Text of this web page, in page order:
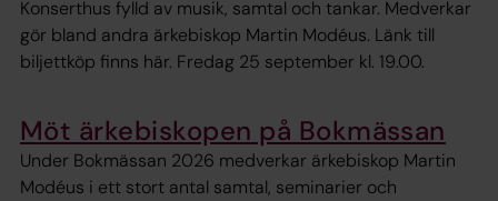
Konserthus fylld av musik, samtal och tankar. Medverkar
gör bland andra ärkebiskop Martin Modéus. Länk till
biljettköp finns här. Fredag 25 september kl. 19.00.
Möt ärkebiskopen på Bokmässan
Under Bokmässan 2026 medverkar ärkebiskop Martin
Modéus i ett stort antal samtal, seminarier och